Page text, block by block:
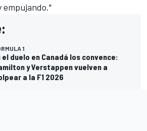
empujando."
1
el duelo en Canadá los convence:
y Verstappen vuelven a
a la F1 2026